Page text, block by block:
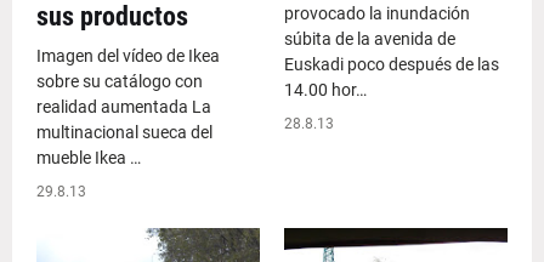
sus productos
Imagen del vídeo de Ikea
sobre su catálogo con
realidad aumentada La
multinacional sueca del
mueble Ikea …
29.8.13
provocado la inundación
súbita de la avenida de
Euskadi poco después de las
14.00 hor…
28.8.13